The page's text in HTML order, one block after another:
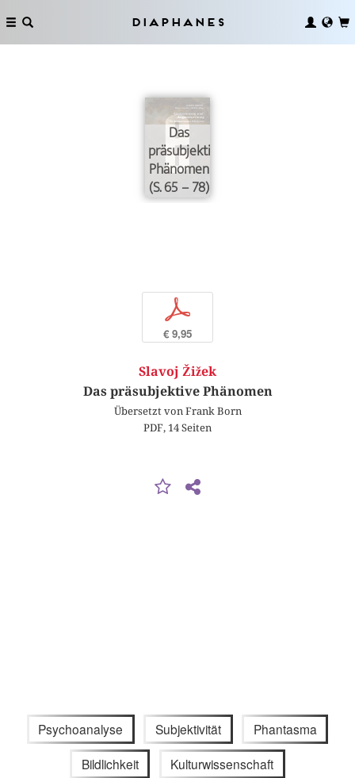
Diaphanes
Das
präsubjektive
Phänomen
(S. 65 – 78)
p
€ 9,95
Slavoj Žižek
Das präsubjektive Phänomen
Übersetzt von Frank Born
PDF, 14 Seiten
Psychoanalyse Subjektivität Phantasma
Bildlichkeit Kulturwissenschaft